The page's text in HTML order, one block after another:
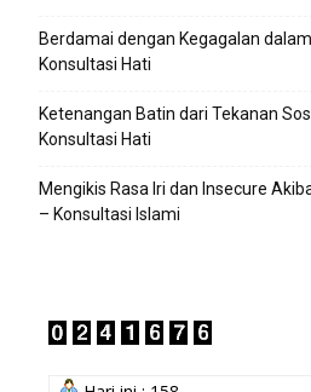
Berdamai dengan Kegagalan
Konsultasi Hati
Ketenangan Batin dari Tekanan
Konsultasi Hati
Mengikis Rasa Iri dan Insecure
– Konsultasi Islami